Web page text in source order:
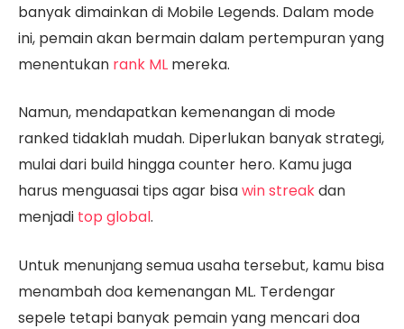
banyak dimainkan di Mobile Legends. Dalam mode
ini, pemain akan bermain dalam pertempuran yang
menentukan rank ML mereka.
Namun, mendapatkan kemenangan di mode
ranked tidaklah mudah. Diperlukan banyak strategi,
mulai dari build hingga counter hero. Kamu juga
harus menguasai tips agar bisawin streakdan
menjadi top global.
Untuk menunjang semua usaha tersebut, kamu bisa
menambah doa kemenangan ML. Terdengar
sepele tetapi banyak pemain yang mencari doa